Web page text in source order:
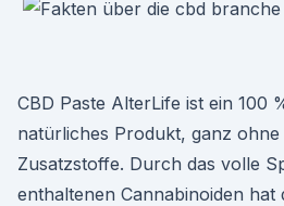
CBD Paste AlterLife ist ein 100
natürliches Produkt, ganz
Zusatzstoffe. Durch das volle
enthaltenen Cannabinoiden hat